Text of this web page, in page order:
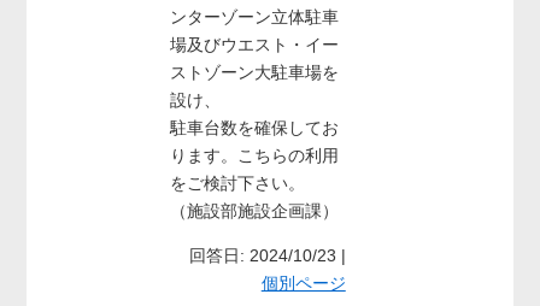
ンターゾーン立体駐車
場及びウエスト・イー
ストゾーン大駐車場を
設け、
駐車台数を確保してお
ります。こちらの利用
をご検討下さい。
（施設部施設企画課）
回答日: 2024/10/23 |
個別ページ